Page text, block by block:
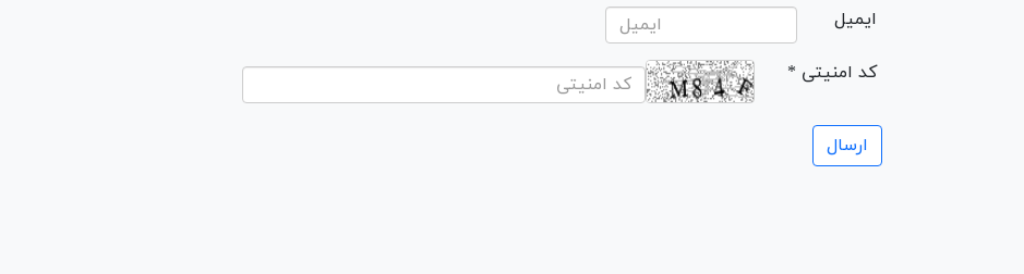
ایمیل
* کد امنیتی